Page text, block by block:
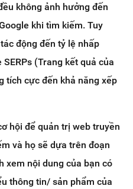
không ảnh hưởng đến
khi tìm kiếm. Tuy
động đến tỷ lệ nhấp
(Trang kết quả của
tích cực đến khả năng xếp
hội để quản trị web truyền
và họ sẽ dựa trên đoạn
xem nội dung của bạn có
thông tin/ sản phẩm của